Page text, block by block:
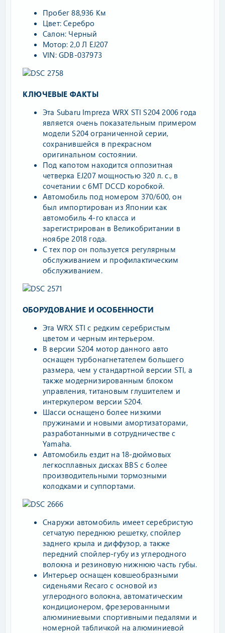
Пробег 88,936 Км
Цвет: Серебро
Салон: Черный
Мотор: 2,0 Л EJ207
VIN: GDB-037973
КЛЮЧЕВЫЕ ФАКТЫ
Эта Subaru Impreza WRX STI S204 2006 года
является очень показательным примером
модели S204 ограниченной серии,
сохранившейся в прекрасном
оригинальном состоянии.
Под капотом находится оппозитная
четверка EJ207 мощностью 320 л. с., в
сочетании с 6МТ DCCD коробкой.
Автомобиль под номером 370/600, он
был импортирован из Японии как
автомобиль 4-го класса и
зарегистрирован в Великобритании в
ноябре 2018 года.
С тех пор он пользуется регулярным
обслуживанием и профилактическим
обслуживанием.
ОБОРУДОВАНИЕ И ОСОБЕННОСТИ
Эта WRX STI с редким серебристым
цветом и черным интерьером.
В версии S204 мотор данного авто
оснащен турбонагнетателем большего
размера, чем у стандартной версии STI, а
также модернизированным блоком
управления, титановым глушителем и
интеркулером версии S204.
Шасси оснащено более низкими
пружинами и новыми амортизаторами,
разработанными в сотрудничестве с
Yamaha.
Автомобиль ездит на 18-дюймовых
легкосплавных дисках BBS с более
производительными тормозными
колодками и суппортами.
Снаружи автомобиль имеет серебристую
сетчатую переднюю решетку, спойлер
заднего крыла и диффузор, а также
передний спойлер-губу из углеродного
волокна и резиновую нижнюю часть губы.
Интерьер оснащен ковшеобразными
сиденьями Recaro с основой из
углеродного волокна, автоматическим
кондиционером, фрезерованными
алюминиевыми спортивными педалями и
номерной табличкой на алюминиевой